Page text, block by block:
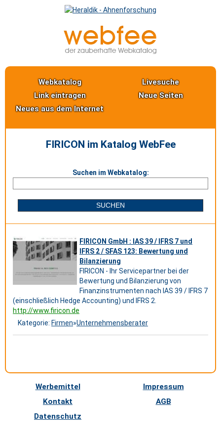
Webkatalog
Livesuche
Link eintragen
Neue Seiten
Neues aus dem Internet
FIRICON im Katalog WebFee
Suchen im Webkatalog:
FIRICON GmbH : IAS 39 / IFRS 7 und
IFRS 2 / SFAS 123: Bewertung und
Bilanzierung
FIRICON - Ihr Servicepartner bei der
Bewertung und Bilanzierung von
Finanzinstrumenten nach IAS 39 / IFRS 7
(einschließlich Hedge Accounting) und IFRS 2.
http://www.firicon.de
Kategorie: Firmen»Unternehmensberater
Werbemittel
Impressum
Kontakt
AGB
Datenschutz